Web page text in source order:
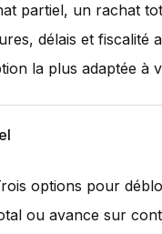
partiel, un rachat
délais et fiscalité
la plus adaptée à
options pour
ou avance sur